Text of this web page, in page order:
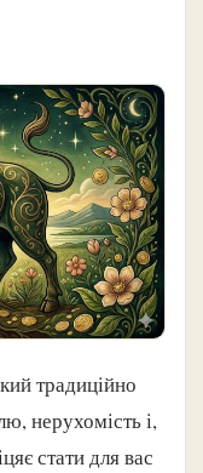
традиційно
нерухомість і,
стати для вас